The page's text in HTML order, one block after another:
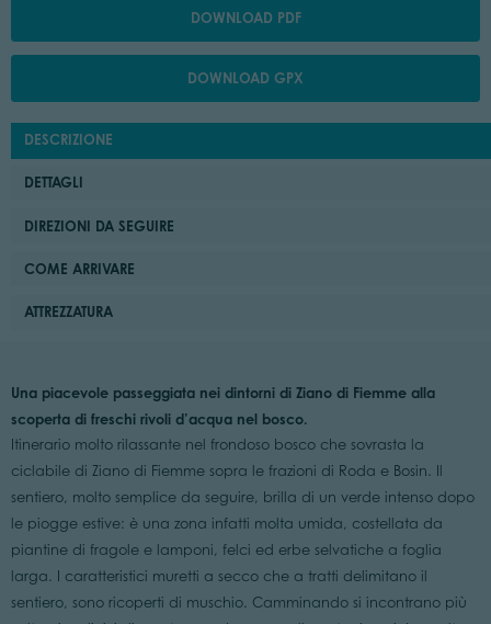
DOWNLOAD PDF
DOWNLOAD GPX
DESCRIZIONE
DETTAGLI
DIREZIONI DA SEGUIRE
COME ARRIVARE
ATTREZZATURA
Una piacevole passeggiata nei dintorni di Ziano di Fiemme alla
scoperta di freschi rivoli d’acqua nel bosco.
Itinerario molto rilassante nel frondoso bosco che sovrasta la
ciclabile di Ziano di Fiemme sopra le frazioni di Roda e Bosin. Il
sentiero, molto semplice da seguire, brilla di un verde intenso dopo
le piogge estive: è una zona infatti molta umida, costellata da
piantine di fragole e lamponi, felci ed erbe selvatiche a foglia
larga. I caratteristici muretti a secco che a tratti delimitano il
sentiero, sono ricoperti di muschio. Camminando si incontrano più